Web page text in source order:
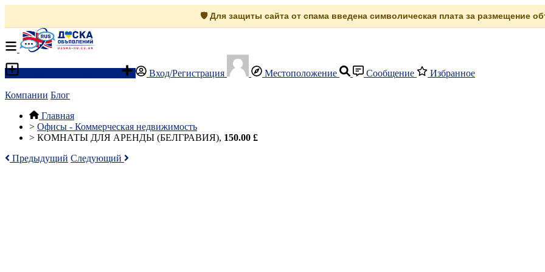
🛡️ Для защиты сайта от спама введена символическая плата за размещение
Вход/Регистрация Местоположение Сообщение Избранное
Компании Блог
Главная
> Офисы - Коммерческая недвижимость
> КОМНАТЫ ДЛЯ АРЕНДЫ (БЕЛГРАВИЯ), 150.00 £
Предыдущий Следующий